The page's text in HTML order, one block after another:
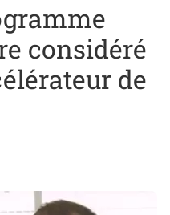
considéré
de